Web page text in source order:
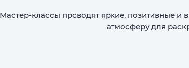
Мастер-классы проводят яркие, позитивные и
атмосферу для